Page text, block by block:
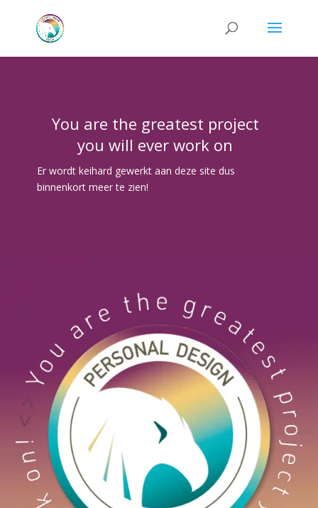
You are the greatest project
you will ever work on
Er wordt keihard gewerkt aan deze site dus
binnenkort meer te zien!